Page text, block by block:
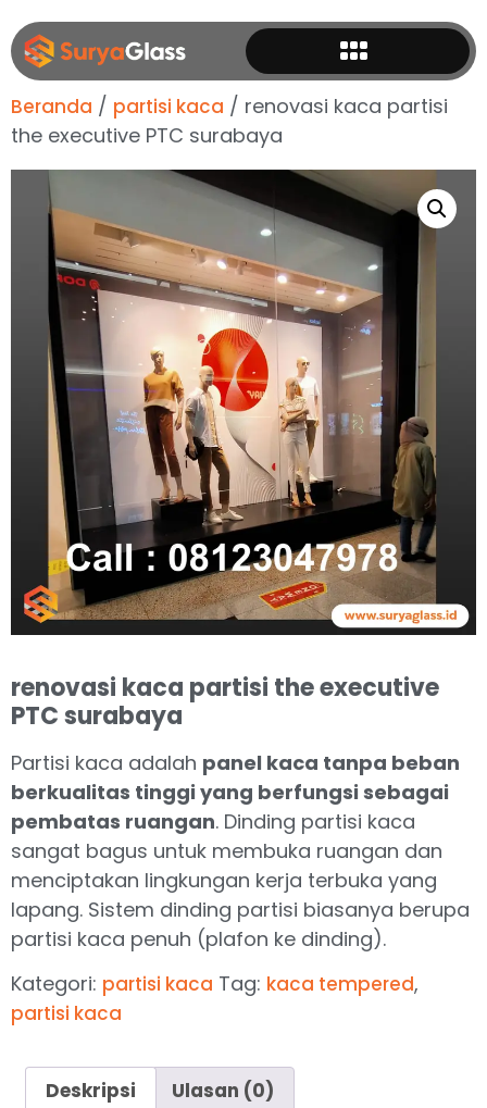
Beranda / partisi kaca / renovasi kaca partisi
the executive PTC surabaya
renovasi kaca partisi the executive
PTC surabaya
Partisi kaca adalah panel kaca tanpa beban
berkualitas tinggi yang berfungsi sebagai
pembatas ruangan. Dinding partisi kaca
sangat bagus untuk membuka ruangan dan
menciptakan lingkungan kerja terbuka yang
lapang. Sistem dinding partisi biasanya berupa
partisi kaca penuh (plafon ke dinding).
Kategori: partisi kaca Tag: kaca tempered,
partisi kaca
Deskripsi Ulasan (0)